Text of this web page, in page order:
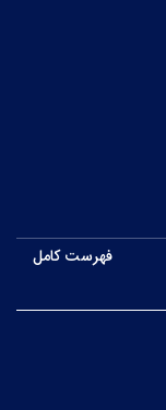
فهرست کامل